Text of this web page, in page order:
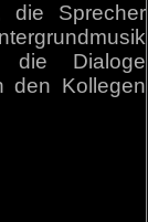
die Sprecher
die Dialoge
den Kollegen